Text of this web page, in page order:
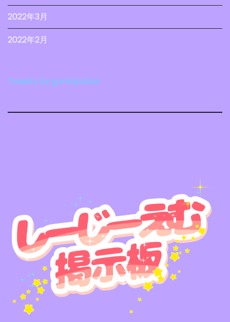
2022年3月
2022年2月
Tweets by gomayokan